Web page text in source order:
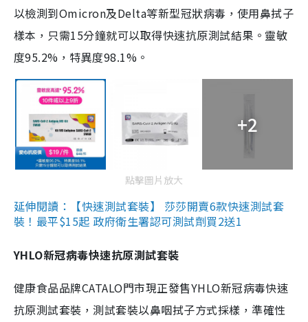
以檢測到Omicron及Delta等新型冠狀病毒，使用鼻拭子
樣本，只需15分鐘就可以取得快速抗原測試結果。靈敏
度95.2%，特異度98.1%。
+2
點擊圖片放大
延伸閱讀：【快速測試套裝】 莎莎開賣6款快速測試套
裝！最平$15起 政府衛生署認可測試劑買2送1
YHLO新冠病毒快速抗原測試套裝
健康食品品牌CATALO門市現正發售YHLO新冠病毒快速
抗原測試套裝，測試套裝以鼻咽拭子方式採樣，準確性